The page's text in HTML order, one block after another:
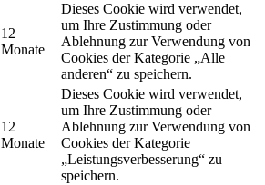
12
Monate
Dieses Cookie wird verwendet,
um Ihre Zustimmung oder
Ablehnung zur Verwendung von
Cookies der Kategorie „Alle
anderen“ zu speichern.
12
Monate
Dieses Cookie wird verwendet,
um Ihre Zustimmung oder
Ablehnung zur Verwendung von
Cookies der Kategorie
„Leistungsverbesserung“ zu
speichern.